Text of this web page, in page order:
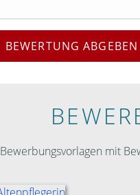
BEWERTUNG ABGEBEN
Bewerbungsvorlagen mit